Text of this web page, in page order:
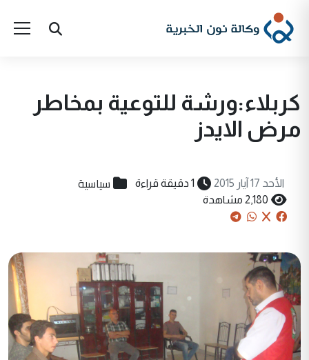
كربلاء:ورشة للتوعية بمخاطر
مرض الايدز
الأحد 17 آيار 2015 1 دقيقة قراءة سياسية
2,180 مشاهدة